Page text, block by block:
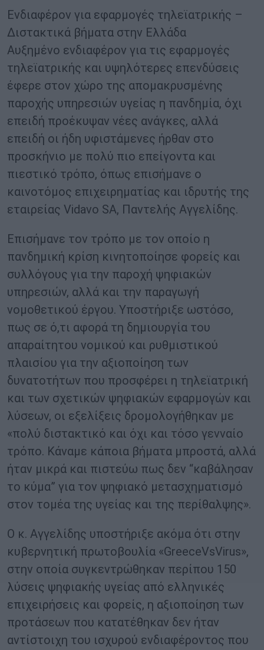
Ενδιαφέρον για εφαρμογές τηλεϊατρικής –
Διστακτικά βήματα στην Ελλάδα
Αυξημένο ενδιαφέρον για τις εφαρμογές
τηλεϊατρικής και υψηλότερες επενδύσεις
έφερε στον χώρο της απομακρυσμένης
παροχής υπηρεσιών υγείας η πανδημία, όχι
επειδή προέκυψαν νέες ανάγκες, αλλά
επειδή οι ήδη υφιστάμενες ήρθαν στο
προσκήνιο με πολύ πιο επείγοντα και
πιεστικό τρόπο, όπως επισήμανε ο
καινοτόμος επιχειρηματίας και ιδρυτής της
εταιρείας Vidavo SA, Παντελής Αγγελίδης.
Επισήμανε τον τρόπο με τον οποίο η
πανδημική κρίση κινητοποίησε φορείς και
συλλόγους για την παροχή ψηφιακών
υπηρεσιών, αλλά και την παραγωγή
νομοθετικού έργου. Υποστήριξε ωστόσο,
πως σε ό,τι αφορά τη δημιουργία του
απαραίτητου νομικού και ρυθμιστικού
πλαισίου για την αξιοποίηση των
δυνατοτήτων που προσφέρει η τηλεϊατρική
και των σχετικών ψηφιακών εφαρμογών και
λύσεων, οι εξελίξεις δρομολογήθηκαν με
«πολύ διστακτικό και όχι και τόσο γενναίο
τρόπο. Κάναμε κάποια βήματα μπροστά, αλλά
ήταν μικρά και πιστεύω πως δεν “καβάλησαν
το κύμα” για τον ψηφιακό μετασχηματισμό
στον τομέα της υγείας και της περίθαλψης».
Ο κ. Αγγελίδης υποστήριξε ακόμα ότι στην
κυβερνητική πρωτοβουλία «GreeceVsVirus»,
στην οποία συγκεντρώθηκαν περίπου 150
λύσεις ψηφιακής υγείας από ελληνικές
επιχειρήσεις και φορείς, η αξιοποίηση των
προτάσεων που κατατέθηκαν δεν ήταν
αντίστοιχη του ισχυρού ενδιαφέροντος που